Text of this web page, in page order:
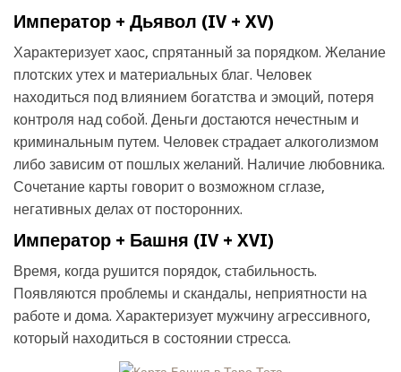
Император + Дьявол (IV + XV)
Характеризует хаос, спрятанный за порядком. Желание
плотских утех и материальных благ. Человек
находиться под влиянием богатства и эмоций, потеря
контроля над собой. Деньги достаются нечестным и
криминальным путем. Человек страдает алкоголизмом
либо зависим от пошлых желаний. Наличие любовника.
Сочетание карты говорит о возможном сглазе,
негативных делах от посторонних.
Император + Башня (IV + XVI)
Время, когда рушится порядок, стабильность.
Появляются проблемы и скандалы, неприятности на
работе и дома. Характеризует мужчину агрессивного,
который находиться в состоянии стресса.